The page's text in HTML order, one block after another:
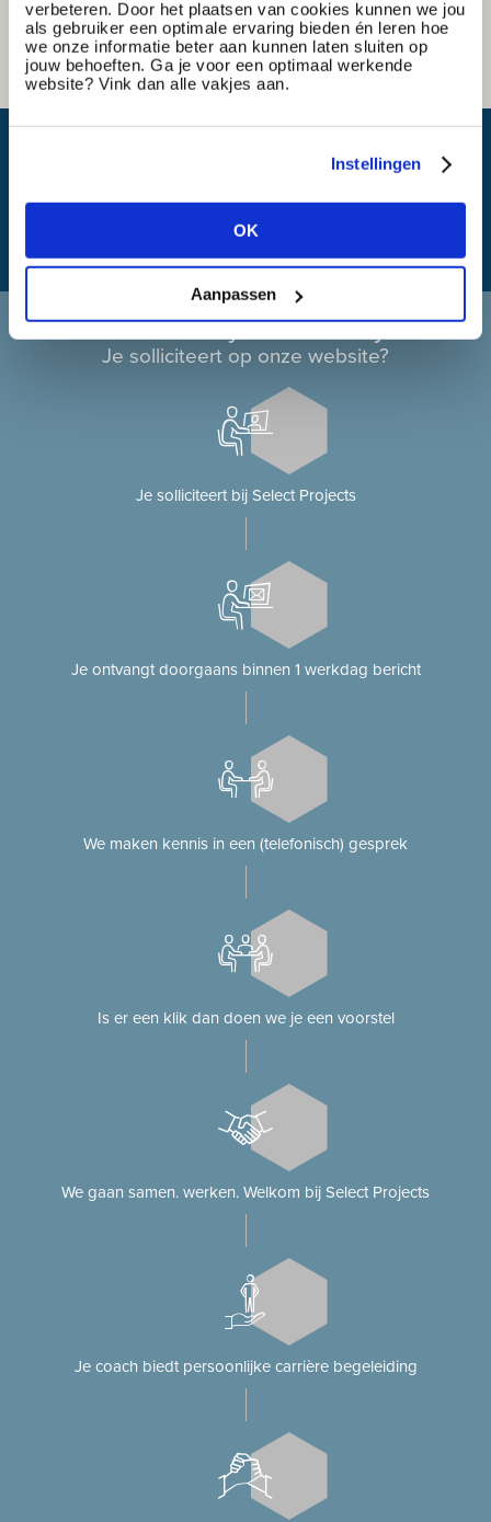
verbeteren. Door het plaatsen van cookies kunnen we jou
als gebruiker een optimale ervaring bieden én leren hoe
we onze informatie beter aan kunnen laten sluiten op
jouw behoeften. Ga je voor een optimaal werkende
website? Vink dan alle vakjes aan.
Instellingen
OK
Aanpassen
Solliciteren bij Select Projects
Je solliciteert op onze website?
Je solliciteert bij Select Projects
Je ontvangt doorgaans binnen 1 werkdag bericht
We maken kennis in een (telefonisch) gesprek
Is er een klik dan doen we je een voorstel
We gaan samen. werken. Welkom bij Select Projects
Je coach biedt persoonlijke carrière begeleiding